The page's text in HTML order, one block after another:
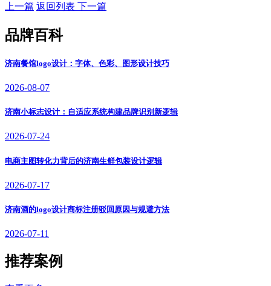
上一篇 返回列表 下一篇
品牌百科
济南餐馆logo设计：字体、色彩、图形设计技巧
2026-08-07
济南小标志设计：自适应系统构建品牌识别新逻辑
2026-07-24
电商主图转化力背后的济南生鲜包装设计逻辑
2026-07-17
济南酒的logo设计商标注册驳回原因与规避方法
2026-07-11
推荐案例